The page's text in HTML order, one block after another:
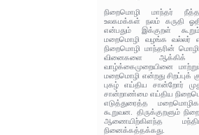
நிறைமொழி மாந்தர்
உலகமக்கள் நலம் கருதி
என்பதும் இக்குறள்
மறைமொழி வழங்க வல்லர்
நிறைமொழி மாந்தரின்
வினைகளை ஆக்கிக்
வாழ்க்கைமுறையினை
மறைமொழி என்றது சிறப்புக்
புகழ் எய்திய சான்றோர்
சான்றாண்மை எய்திய
எடுத்துரைத்த
கூறுவன. திருக்குறளும்
ஆணையிற்கிளந்த
நினைக்கத்தக்கது.